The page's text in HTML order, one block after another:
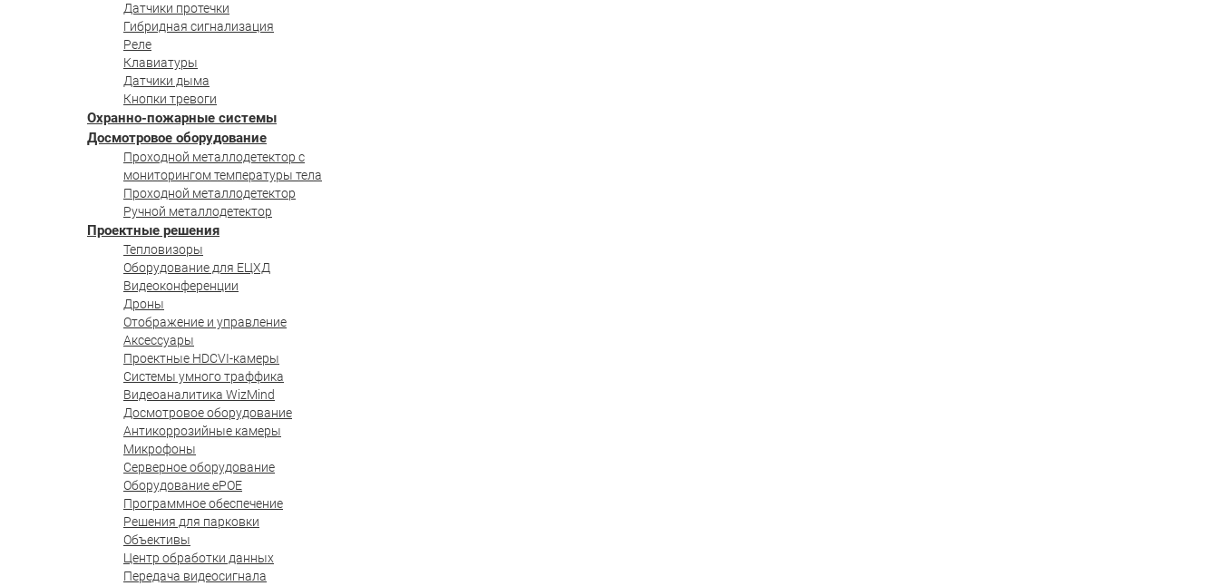
Датчики протечки
Гибридная сигнализация
Реле
Клавиатуры
Датчики дыма
Кнопки тревоги
Охранно-пожарные системы
Досмотровое оборудование
Проходной металлодетектор с
мониторингом температуры тела
Проходной металлодетектор
Ручной металлодетектор
Проектные решения
Тепловизоры
Оборудование для ЕЦХД
Видеоконференции
Дроны
Отображение и управление
Аксессуары
Проектные HDCVI-камеры
Системы умного траффика
Видеоаналитика WizMind
Досмотровое оборудование
Антикоррозийные камеры
Микрофоны
Серверное оборудование
Оборудование ePOE
Программное обеспечение
Решения для парковки
Объективы
Центр обработки данных
Передача видеосигнала